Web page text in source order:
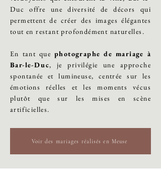
Duc offre une diversité de décors qui
permettent de créer des images élégantes
tout en restant profondément naturelles.
En tant quephotographe de mariage à
Bar-le-Duc, je privilégie une approche
spontanée et lumineuse, centrée sur les
émotions réelles et les moments vécus
plutôt que sur les mises en scène
artificielles.
Voir des mariages réalisés en Meuse